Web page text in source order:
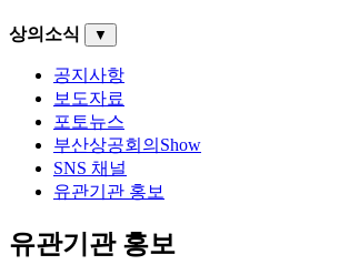
상의소식 ▼
공지사항
보도자료
포토뉴스
부산상공회의Show
SNS 채널
유관기관 홍보
유관기관 홍보